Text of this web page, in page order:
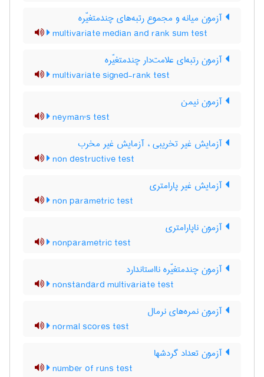
آزمون میانه و مجموع رتبه‌های چندمتغیّره
multivariate median and rank sum test
آزمون رتبه‌ای علامت‌دار چندمتغیّره
multivariate signed-rank test
آزمون نیمن
neyman's test
آزمایش غیر تخریبی ، آزمایش غیر مخرب
non destructive test
آزمایش غیر پارامتری
non parametric test
آزمون ناپارامتری
nonparametric test
آزمون چندمتغیّره نااستاندارد
nonstandard multivariate test
آزمون نمره‌های نرمال
normal scores test
آزمون تعداد گردشها
number of runs test